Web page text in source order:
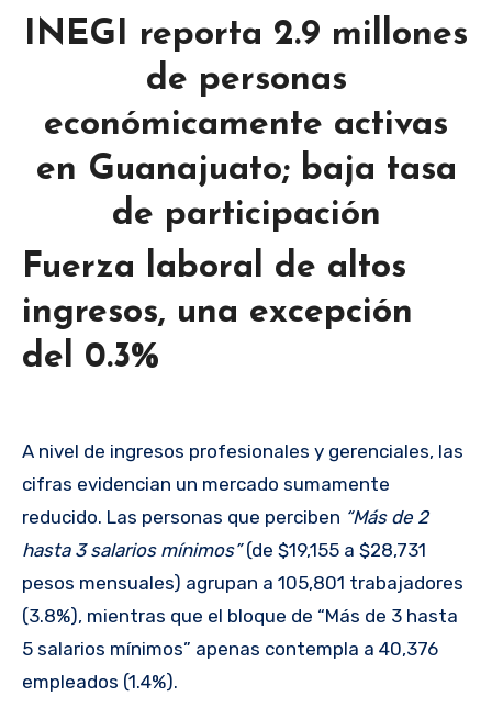
INEGI reporta 2.9 millones
de personas
económicamente activas
en Guanajuato; baja tasa
de participación
Fuerza laboral de altos
ingresos, una excepción
del 0.3%
A nivel de ingresos profesionales y gerenciales, las
cifras evidencian un mercado sumamente
reducido. Las personas que perciben “Más de 2
hasta 3 salarios mínimos”(de $19,155 a $28,731
pesos mensuales) agrupan a 105,801 trabajadores
(3.8%), mientras que el bloque de “Más de 3 hasta
5 salarios mínimos” apenas contempla a 40,376
empleados (1.4%).